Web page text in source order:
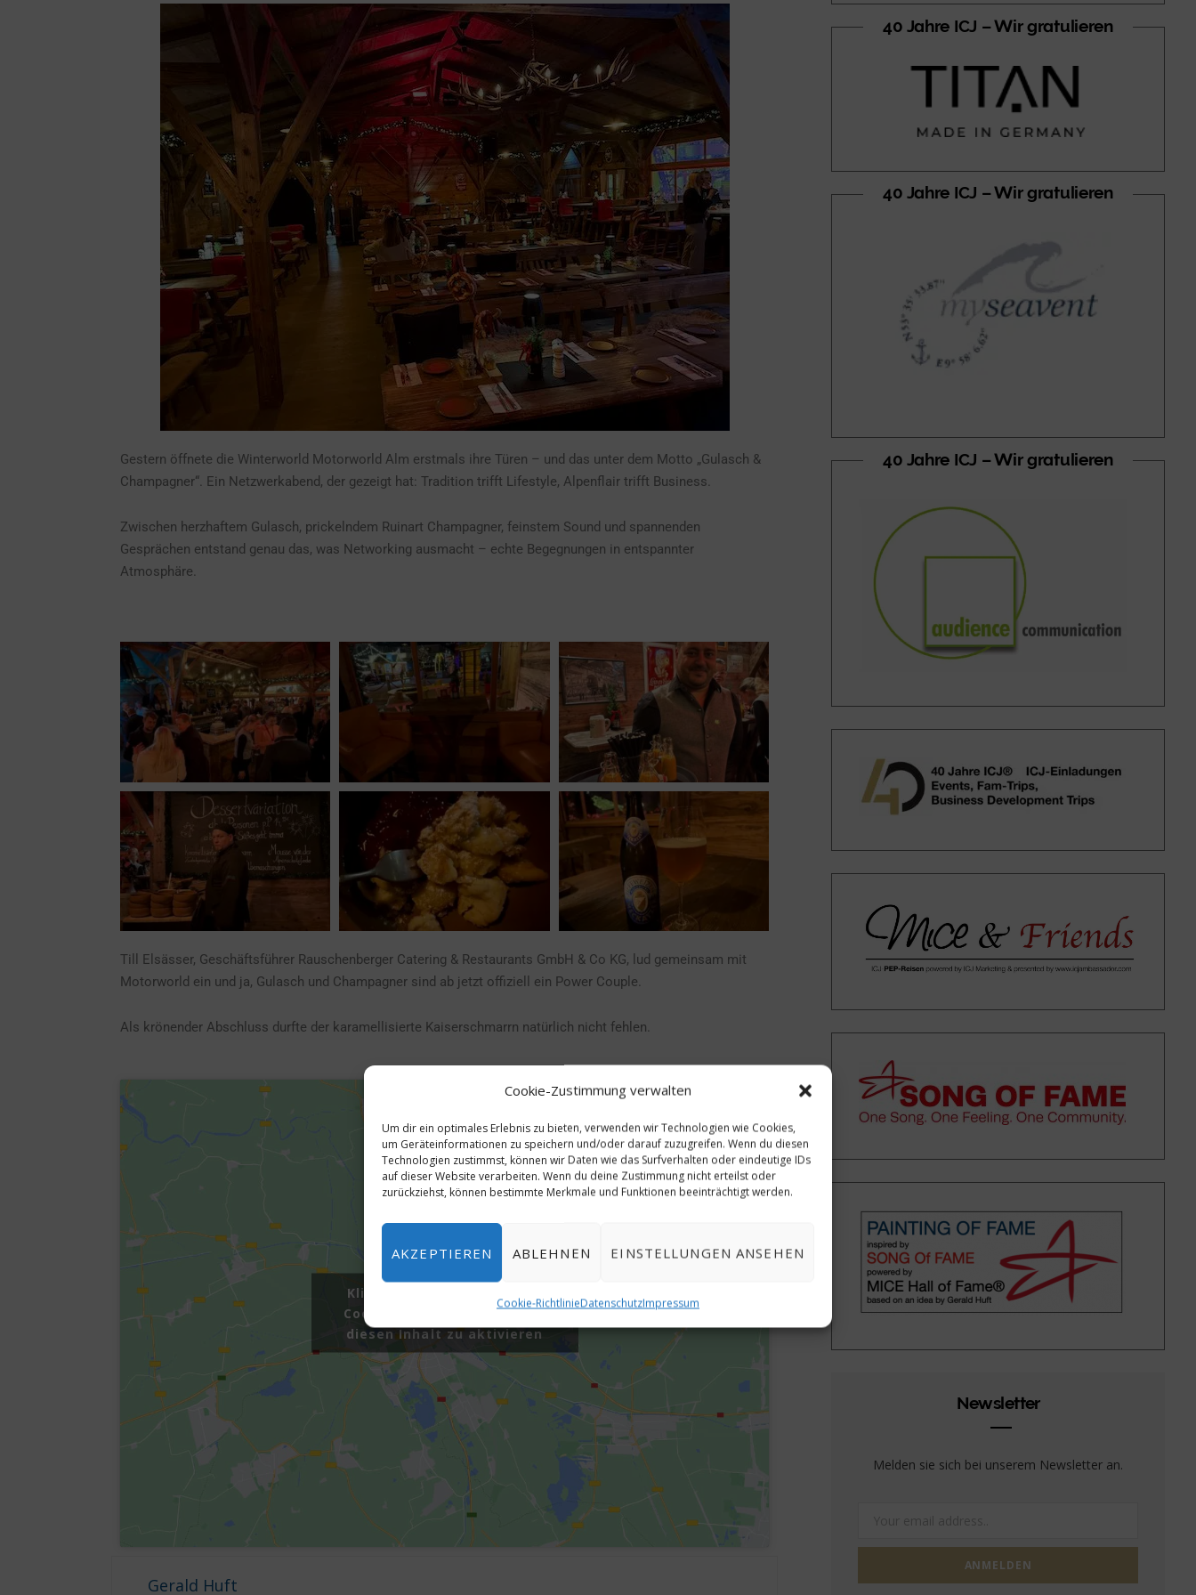
Cookie-Zustimmung verwalten
Um dir ein optimales Erlebnis zu bieten, verwenden wir Technologien wie Cookies,
um Geräteinformationen zu speichern und/oder darauf zuzugreifen. Wenn du diesen
Technologien zustimmst, können wir Daten wie das Surfverhalten oder eindeutige IDs
auf dieser Website verarbeiten. Wenn du deine Zustimmung nicht erteilst oder
zurückziehst, können bestimmte Merkmale und Funktionen beeinträchtigt werden.
AKZEPTIEREN ABLEHNEN EINSTELLUNGEN ANSEHEN
Cookie-RichtlinieDatenschutzImpressum
Gestern öffnete die Winterworld Motorworld Alm erstmals ihre Türen – und das unter dem Motto „Gulasch &
Champagner“. Ein Netzwerkabend, der gezeigt hat: Tradition trifft Lifestyle, Alpenflair trifft Business.
Zwischen herzhaftem Gulasch, prickelndem Ruinart Champagner, feinstem Sound und spannenden
Gesprächen entstand genau das, was Networking ausmacht – echte Begegnungen in entspannter
Atmosphäre.
Till Elsässer, Geschäftsführer Rauschenberger Catering & Restaurants GmbH & Co KG, lud gemeinsam mit
Motorworld ein und ja, Gulasch und Champagner sind ab jetzt offiziell ein Power Couple.
Als krönender Abschluss durfte der karamellisierte Kaiserschmarrn natürlich nicht fehlen.
Klicke hier, um Marketing-
Cookies zu akzeptieren und
diesen Inhalt zu aktivieren
Gerald Huft
40 Jahre ICJ – Wir gratulieren
40 Jahre ICJ – Wir gratulieren
40 Jahre ICJ – Wir gratulieren
Newsletter
Melden sie sich bei unserem Newsletter an.